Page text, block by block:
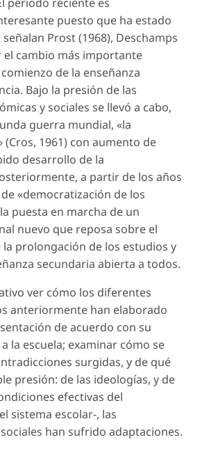
puesto que ha estado
Prost (1968), Deschamps
el cambio más importante
de la enseñanza
Bajo la presión de las
y sociales se llevó a cabo,
guerra mundial, «la
(Cros, 1961) con aumento de
desarrollo de la
a partir de los años
«democratización de los
puesta en marcha de un
nuevo que reposa sobre el
prolongación de los estudios y
secundaria abierta a todos.
ver cómo los diferentes
anteriormente han elaborado
de acuerdo con su
la escuela; examinar cómo se
surgidas, y de qué
presión: de las ideologías, y de
efectivas del
sistema escolar-, las
han sufrido adaptaciones.